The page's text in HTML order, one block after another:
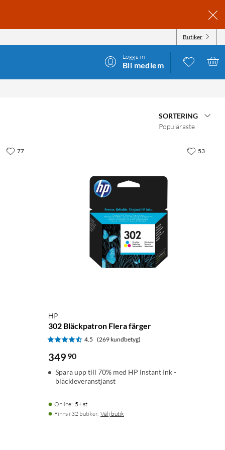
Butiker
Logga in
Bli medlem
SORTERING
Populäraste
77
HP
302 Bläckpatron Flera färger
4.5 (269 kundbetyg)
349 90
Spara upp till 70% med HP Instant Ink -
bläckleveranstjänst
Online: 5+ st
Finns i 32 butiker. Välj butik
53